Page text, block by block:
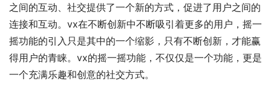
之间的互动、社交提供了一个新的方式，促进了用户之间的
连接和互动。vx在不断创新中不断吸引着更多的用户，摇一
摇功能的引入只是其中的一个缩影，只有不断创新，才能赢
得用户的青睐。vx的摇一摇功能，不仅仅是一个功能，更是
一个充满乐趣和创意的社交方式。